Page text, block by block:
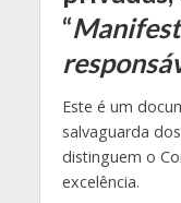
“
Este é um
salvaguarda
distinguem o
excelência.